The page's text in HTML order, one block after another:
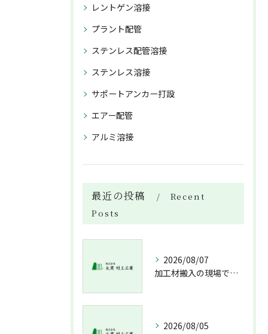
レントゲン溶接
プラント配管
ステンレス配管溶接
ステンレス溶接
サポートアンカー打設
エアー配管
アルミ溶接
最近の投稿
Recent
Posts
2026/08/07
加工材搬入の現場で押さえておきたい流れと架台設置配管敷設までの実務解説
2026/08/05